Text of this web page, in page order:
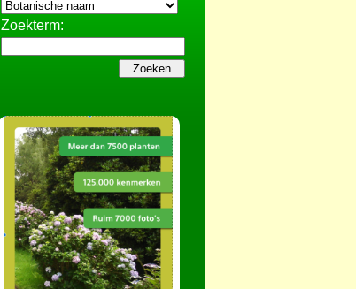
Zoekterm: